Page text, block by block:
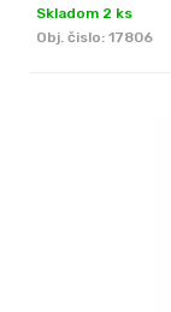
Skladom 2 ks
Obj. čislo: 17806